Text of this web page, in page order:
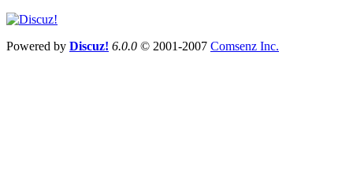
Powered by Discuz! 6.0.0 © 2001-2007 Comsenz Inc.